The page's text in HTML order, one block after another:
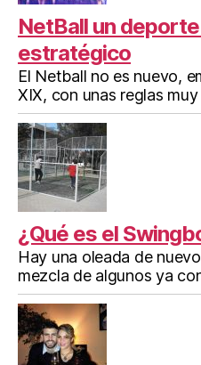
NetBall un
estratégico
El Netball no es nuevo,
XIX, con unas reglas muy
¿Qué es el
Hay una oleada de
mezcla de algunos ya